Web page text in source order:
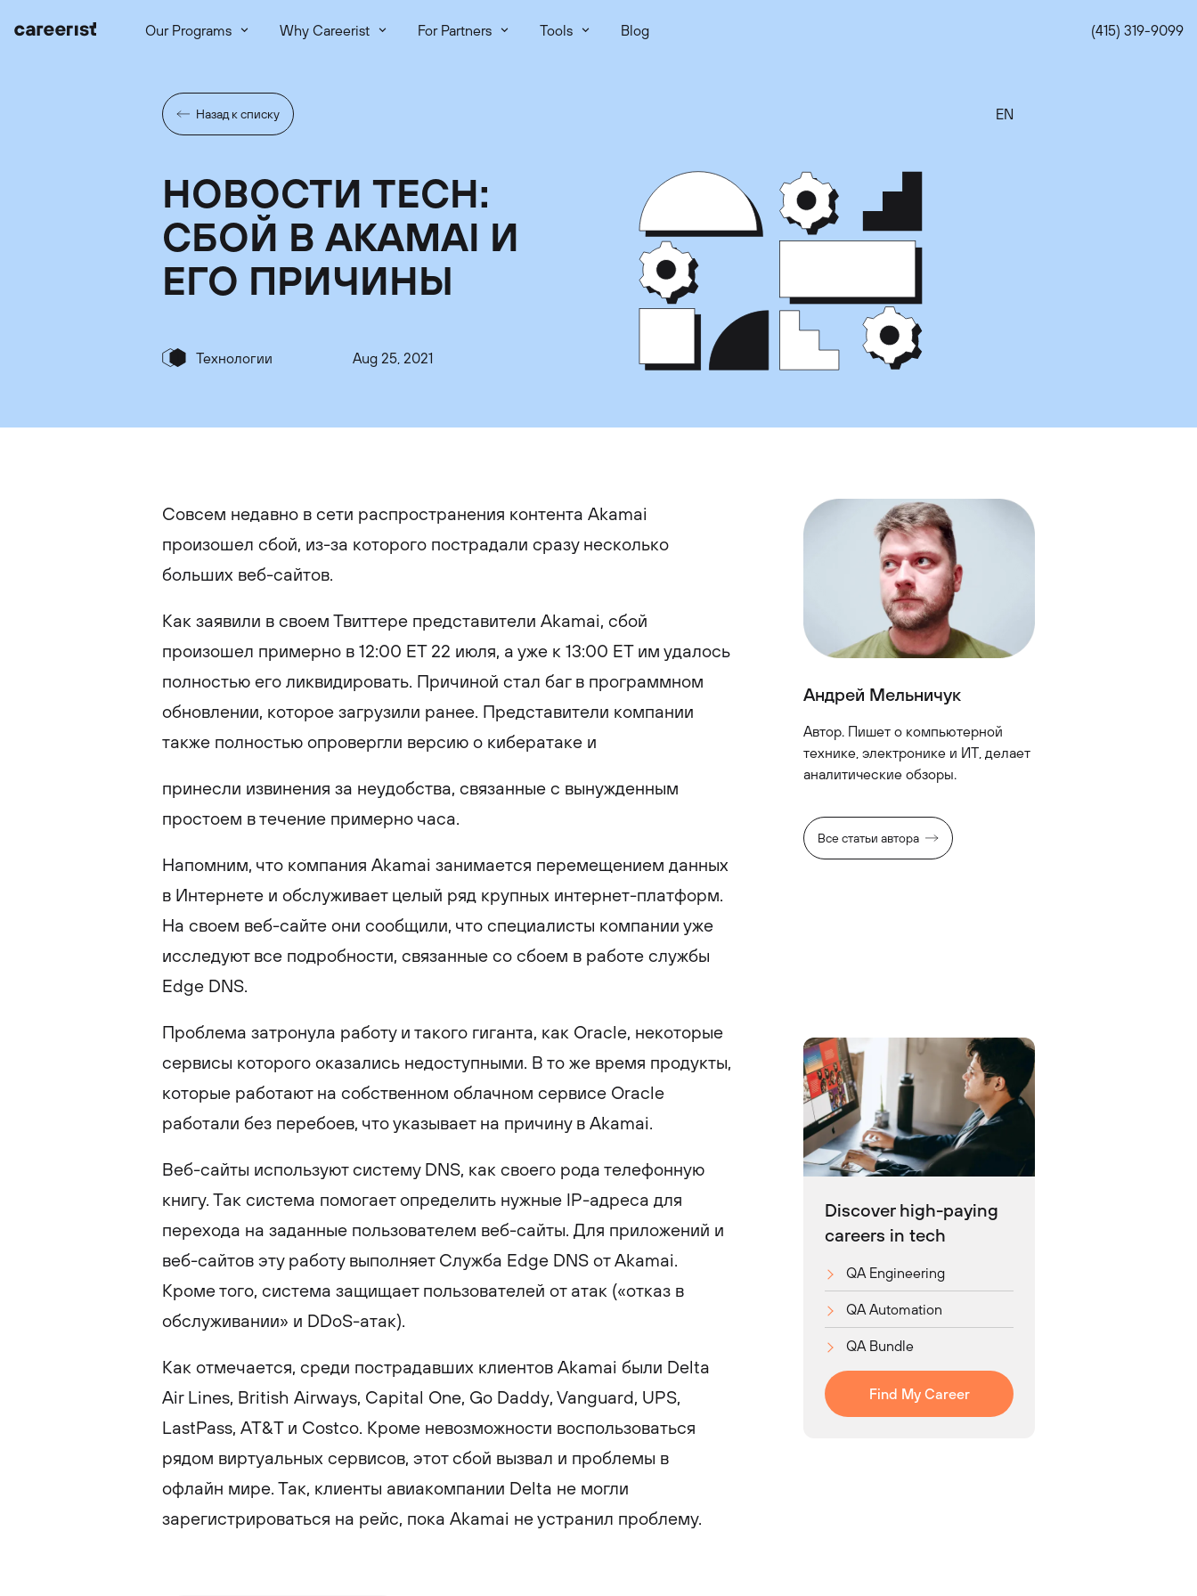
Our Programs Why Careerist For Partners Tools Blog (415) 319-9099
Назад к списку EN
НОВОСТИ TECH:
СБОЙ В AKAMAI И
ЕГО ПРИЧИНЫ
Технологии Aug 25, 2021
Совсем недавно в сети распространения контента Akamai
произошел сбой, из-за которого пострадали сразу несколько
больших веб-сайтов.
Как заявили в своем Твиттере представители Akamai, сбой
произошел примерно в 12:00 ET 22 июля, а уже к 13:00 ET им удалось
полностью его ликвидировать. Причиной стал баг в программном
обновлении, которое загрузили ранее. Представители компании
также полностью опровергли версию о кибератаке и
принесли извинения за неудобства, связанные с вынужденным
простоем в течение примерно часа.
Напомним, что компания Akamai занимается перемещением данных
в Интернете и обслуживает целый ряд крупных интернет-платформ.
На своем веб-сайте они сообщили, что специалисты компании уже
исследуют все подробности, связанные со сбоем в работе службы
Edge DNS.
Проблема затронула работу и такого гиганта, как Oracle, некоторые
сервисы которого оказались недоступными. В то же время продукты,
которые работают на собственном облачном сервисе Oracle
работали без перебоев, что указывает на причину в Akamai.
Веб-сайты используют систему DNS, как своего рода телефонную
книгу. Так система помогает определить нужные IP-адреса для
перехода на заданные пользователем веб-сайты. Для приложений и
веб-сайтов эту работу выполняет Служба Edge DNS от Akamai.
Кроме того, система защищает пользователей от атак («отказ в
обслуживании» и DDoS-атак).
Как отмечается, среди пострадавших клиентов Akamai были Delta
Air Lines, British Airways, Capital One, Go Daddy, Vanguard, UPS,
LastPass, AT&T и Costco. Кроме невозможности воспользоваться
рядом виртуальных сервисов, этот сбой вызвал и проблемы в
офлайн мире. Так, клиенты авиакомпании Delta не могли
зарегистрироваться на рейс, пока Akamai не устранил проблему.
Андрей Мельничук
Автор. Пишет о компьютерной
технике, электронике и ИТ, делает
аналитические обзоры.
Все статьи автора
Discover high-paying
careers in tech
QA Engineering
QA Automation
QA Bundle
Find My Career